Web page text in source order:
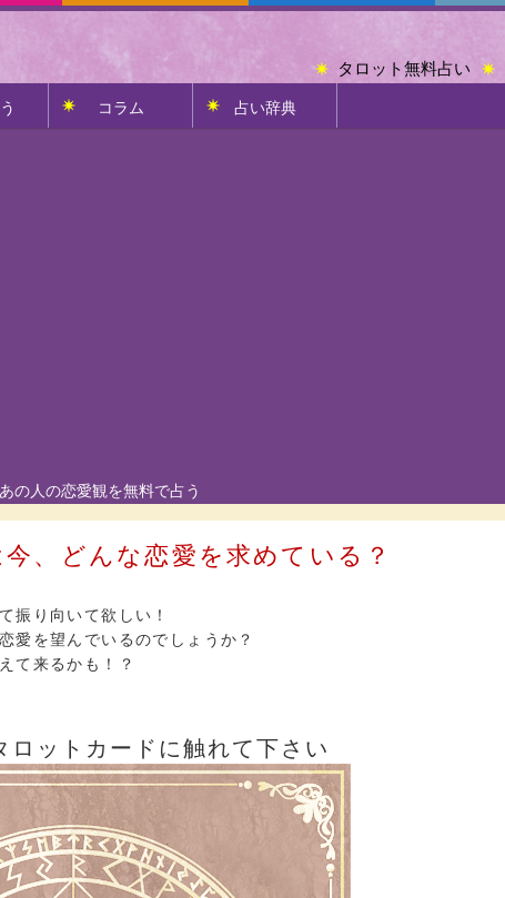
タロット無料占い
コラム 占い辞典
の人の恋愛観を無料で占う
、どんな恋愛を求めている？
振り向いて欲しい！
愛を望んでいるのでしょうか？
て来るかも！？
ロットカードに触れて下さい